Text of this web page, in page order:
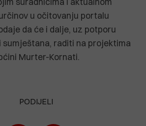
u očitovanju portalu
da će i dalje, uz potporu
sumještana, raditi na projektima
Murter-Kornati.
PODIJELI